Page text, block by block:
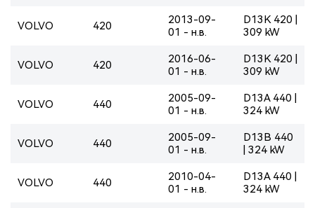
VOLVO 420
2013-09-
01 - н.в.
D13K 420 |
309 kW
VOLVO 420
2016-06-
01 - н.в.
D13K 420 |
309 kW
VOLVO 440
2005-09-
01 - н.в.
D13A 440 |
324 kW
VOLVO 440
2005-09-
01 - н.в.
D13B 440
| 324 kW
VOLVO 440
2010-04-
01 - н.в.
D13A 440 |
324 kW